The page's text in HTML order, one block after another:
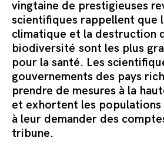
vingtaine de prestigieuses
scientifiques rappellent que
climatique et la destruction
biodiversité sont les plus
pour la santé. Les
gouvernements des pays
prendre de mesures à la
et exhortent les
à leur demander des
tribune.